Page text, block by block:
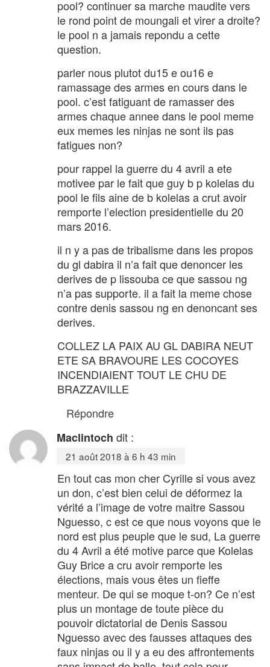
pool? continuer sa marche maudite vers
le rond point de moungali et virer a droite?
le pool n a jamais repondu a cette
question.
parler nous plutot du15 e ou16 e
ramassage des armes en cours dans le
pool. c’est fatiguant de ramasser des
armes chaque annee dans le pool meme
eux memes les ninjas ne sont ils pas
fatigues non?
pour rappel la guerre du 4 avril a ete
motivee par le fait que guy b p kolelas du
pool le fils aine de b kolelas a crut avoir
remporte l’election presidentielle du 20
mars 2016.
il n y a pas de tribalisme dans les propos
du gl dabira il n’a fait que denoncer les
derives de p lissouba ce que sassou ng
n’a pas supporte. il a fait la meme chose
contre denis sassou ng en denoncant ses
derives.
COLLEZ LA PAIX AU GL DABIRA NEUT
ETE SA BRAVOURE LES COCOYES
INCENDIAIENT TOUT LE CHU DE
BRAZZAVILLE
Répondre
Maclintoch dit :
21 août 2018 à 6 h 43 min
En tout cas mon cher Cyrille si vous avez
un don, c’est bien celui de déformez la
vérité a l’image de votre maitre Sassou
Nguesso, c est ce que nous voyons que le
nord est plus peuple que le sud, La guerre
du 4 Avril a été motive parce que Kolelas
Guy Brice a cru avoir remporte les
élections, mais vous êtes un fieffe
menteur. De qui se moque t-on? Ce n’est
plus un montage de toute pièce du
pouvoir dictatorial de Denis Sassou
Nguesso avec des fausses attaques des
faux ninjas ou il y a eu des affrontements